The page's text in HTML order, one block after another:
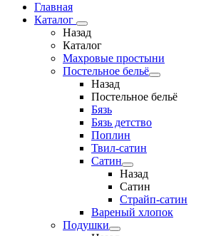
Главная
Каталог
Назад
Каталог
Махровые простыни
Постельное бельё
Назад
Постельное бельё
Бязь
Бязь детство
Поплин
Твил-сатин
Сатин
Назад
Сатин
Страйп-сатин
Вареный хлопок
Подушки